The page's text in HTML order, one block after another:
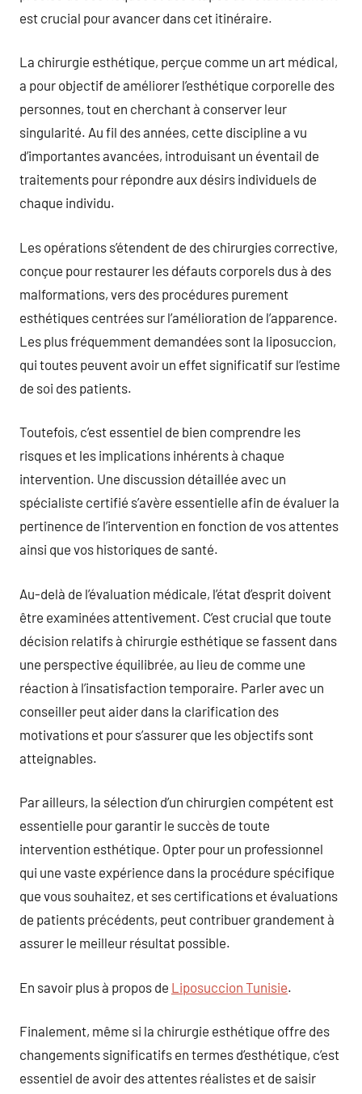
est crucial pour avancer dans cet itinéraire.
La chirurgie esthétique, perçue comme un art médical,
a pour objectif de améliorer l’esthétique corporelle des
personnes, tout en cherchant à conserver leur
singularité. Au fil des années, cette discipline a vu
d’importantes avancées, introduisant un éventail de
traitements pour répondre aux désirs individuels de
chaque individu.
Les opérations s’étendent de des chirurgies corrective,
conçue pour restaurer les défauts corporels dus à des
malformations, vers des procédures purement
esthétiques centrées sur l’amélioration de l’apparence.
Les plus fréquemment demandées sont la liposuccion,
qui toutes peuvent avoir un effet significatif sur l’estime
de soi des patients.
Toutefois, c’est essentiel de bien comprendre les
risques et les implications inhérents à chaque
intervention. Une discussion détaillée avec un
spécialiste certifié s’avère essentielle afin de évaluer la
pertinence de l’intervention en fonction de vos attentes
ainsi que vos historiques de santé.
Au-delà de l’évaluation médicale, l’état d’esprit doivent
être examinées attentivement. C’est crucial que toute
décision relatifs à chirurgie esthétique se fassent dans
une perspective équilibrée, au lieu de comme une
réaction à l’insatisfaction temporaire. Parler avec un
conseiller peut aider dans la clarification des
motivations et pour s’assurer que les objectifs sont
atteignables.
Par ailleurs, la sélection d’un chirurgien compétent est
essentielle pour garantir le succès de toute
intervention esthétique. Opter pour un professionnel
qui une vaste expérience dans la procédure spécifique
que vous souhaitez, et ses certifications et évaluations
de patients précédents, peut contribuer grandement à
assurer le meilleur résultat possible.
En savoir plus à propos de Liposuccion Tunisie.
Finalement, même si la chirurgie esthétique offre des
changements significatifs en termes d’esthétique, c’est
essentiel de avoir des attentes réalistes et de saisir